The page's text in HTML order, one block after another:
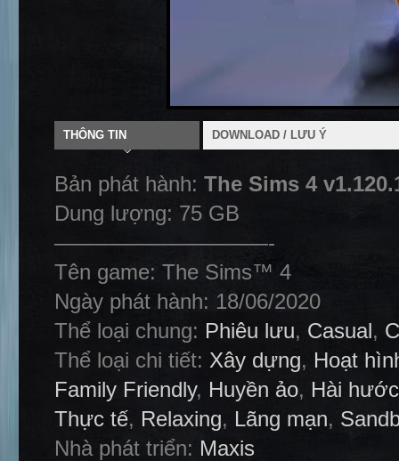
THÔNG TIN DOWNLOAD / LƯU Ý
Bản phát hành: The Sims 4
Dung lượng: 75 GB
——————————-
Tên game: The Sims™ 4
Ngày phát hành: 18/06/2020
Thể loại chung: Phiêu lưu, Casual,
Thể loại chi tiết: Xây dựng, Hoạt
Family Friendly, Huyền ảo, Hài hước
Thực tế, Relaxing, Lãng mạn,
Nhà phát triển: Maxis